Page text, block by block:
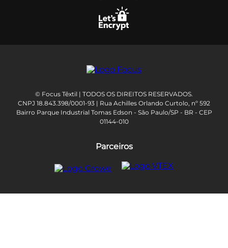
© Focus Têxtil | TODOS OS DIREITOS RESERVADOS.
CNPJ 18.843.398/0001-93 | Rua Achilles Orlando Curtolo, nº 592
Bairro Parque Industrial Tomas Edson - São Paulo/SP - BR - CEP
01144-010
Parceiros